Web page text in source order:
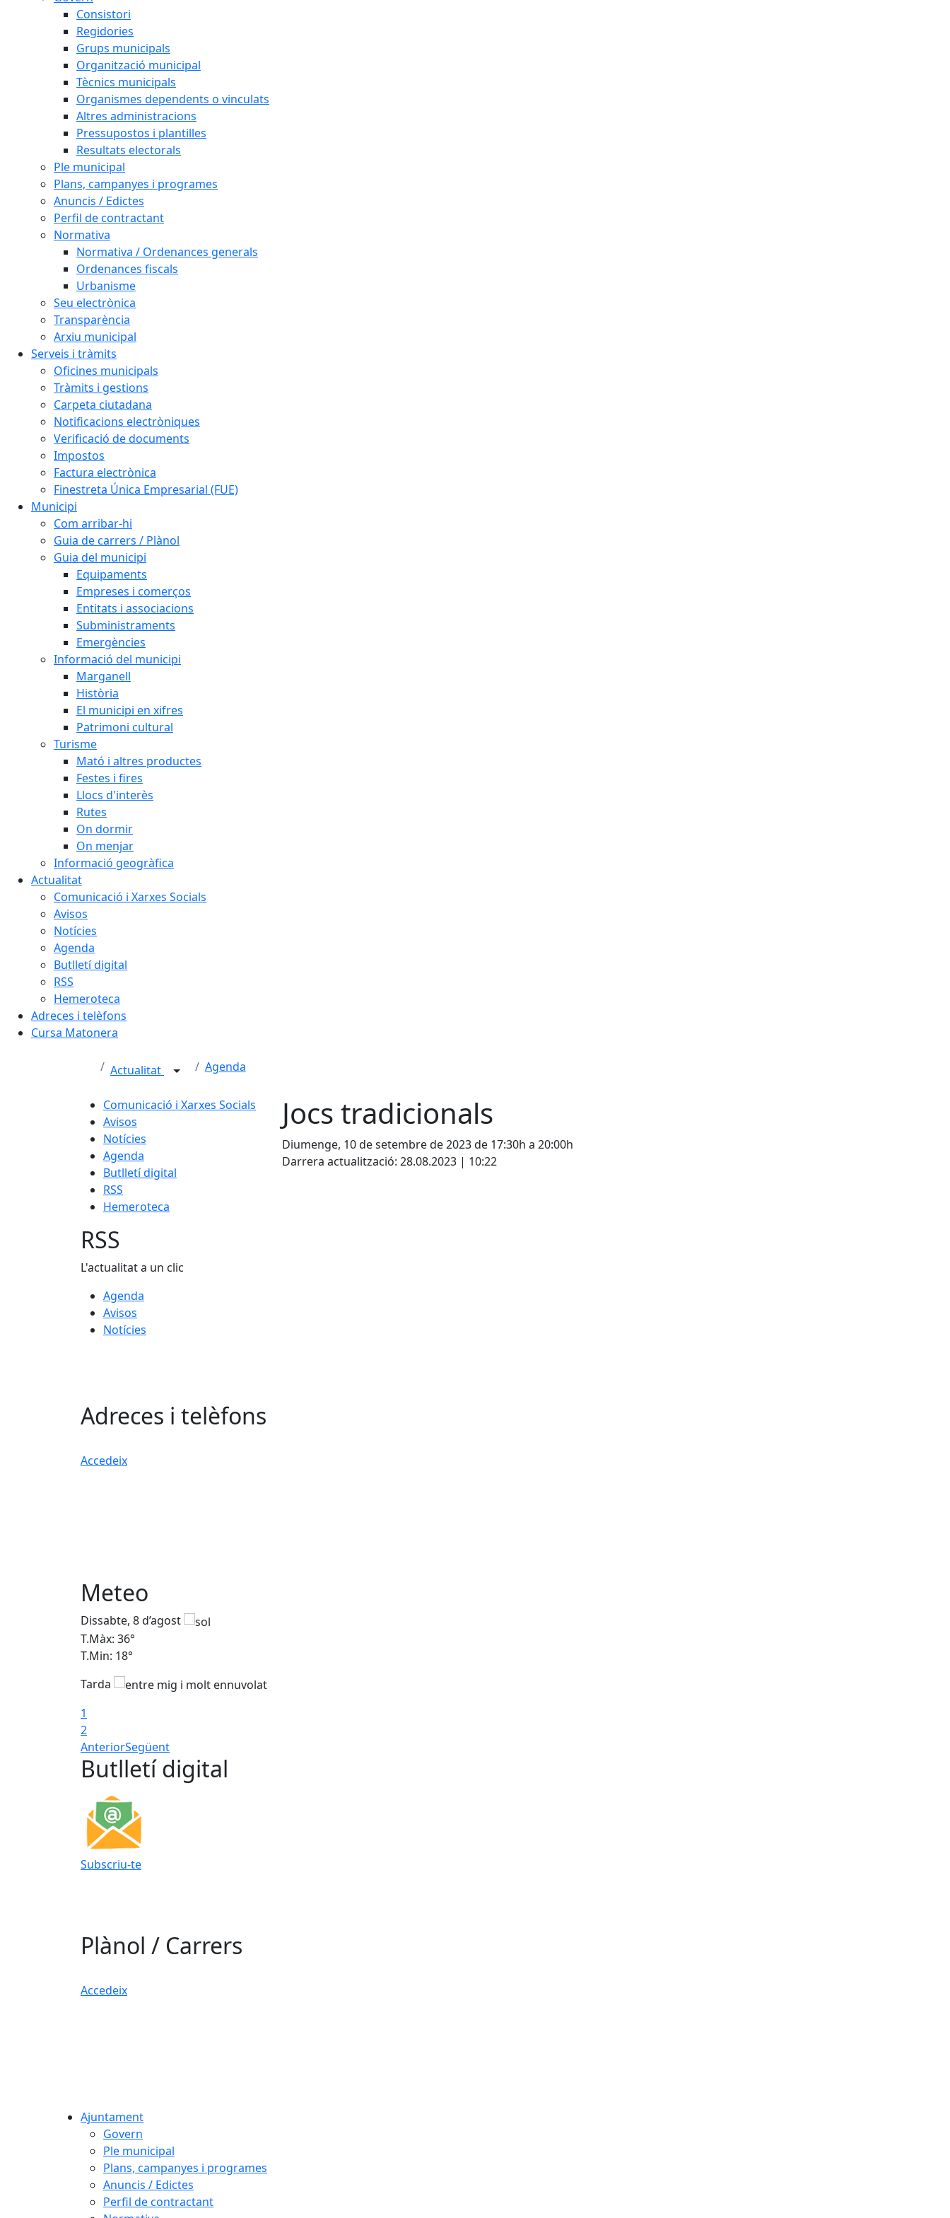
Consistori
Regidories
Grups municipals
Organització municipal
Tècnics municipals
Organismes dependents o vinculats
Altres administracions
Pressupostos i plantilles
Resultats electorals
Ple municipal
Plans, campanyes i programes
Anuncis / Edictes
Perfil de contractant
Normativa
Normativa / Ordenances generals
Ordenances fiscals
Urbanisme
Seu electrònica
Transparència
Arxiu municipal
Serveis i tràmits
Oficines municipals
Tràmits i gestions
Carpeta ciutadana
Notificacions electròniques
Verificació de documents
Impostos
Factura electrònica
Finestreta Única Empresarial (FUE)
Municipi
Com arribar-hi
Guia de carrers / Plànol
Guia del municipi
Equipaments
Empreses i comerços
Entitats i associacions
Subministraments
Emergències
Informació del municipi
Marganell
Història
El municipi en xifres
Patrimoni cultural
Turisme
Mató i altres productes
Festes i fires
Llocs d'interès
Rutes
On dormir
On menjar
Informació geogràfica
Actualitat
Comunicació i Xarxes Socials
Avisos
Notícies
Agenda
Butlletí digital
RSS
Hemeroteca
Adreces i telèfons
Cursa Matonera
Actualitat Agenda
Comunicació i Xarxes Socials
Avisos
Notícies
Agenda
Butlletí digital
RSS
Hemeroteca
Jocs tradicionals
Diumenge, 10 de setembre de 2023 de 17:30h a 20:00h
Darrera actualització: 28.08.2023 | 10:22
RSS
L'actualitat a un clic
Agenda
Avisos
Notícies
Adreces i telèfons
Accedeix
Meteo
Dissabte, 8 d’agost
T.Màx: 36°
T.Min: 18°
Tarda
1
2
AnteriorSegüent
Butlletí digital
Subscriu-te
Plànol / Carrers
Accedeix
Ajuntament
Govern
Ple municipal
Plans, campanyes i programes
Anuncis / Edictes
Perfil de contractant